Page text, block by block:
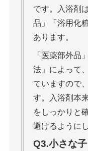
です。入浴剤
品」「浴用化
あります。
「医薬部外品
法」によって
ていますので
す。入浴剤本
をしっかりと
避けるように
Q3.小さな